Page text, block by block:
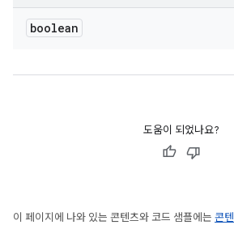
boolean
도움이 되었나요?
이 페이지에 나와 있는 콘텐츠와 코드 샘플에는 콘